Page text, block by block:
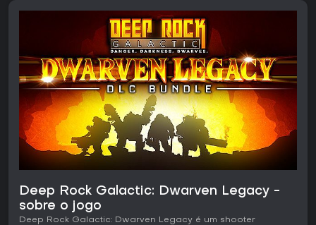
Deep Rock Galactic: Dwarven Legacy -
sobre o jogo
Deep Rock Galactic: Dwarven Legacy é um shooter